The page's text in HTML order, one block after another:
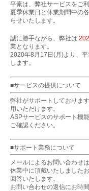
平素は、弊社サービスをご
夏季休業日と休業期間中の
らせいたします。
誠に勝手ながら、弊社は
業となります。
2020年8月17日(月)より、
します。
■サービスの提供について
弊社がサポートしておりま
用いただけます。
ASPサービスのサポート機
ご確認ください。
■サポート業務について
メールによるお問い合わせ
休業中に頂戴いたしました
回答いたします。
お問い合わせの返信にお時